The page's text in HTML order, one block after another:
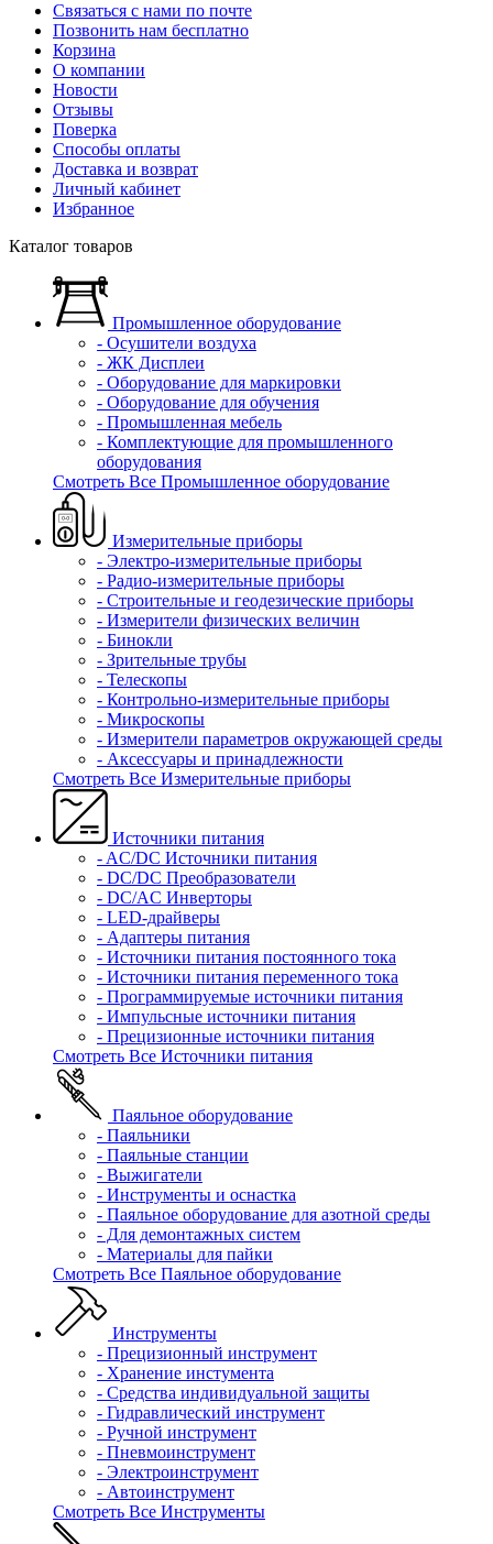
Связаться с нами по почте
Позвонить нам бесплатно
Корзина
О компании
Новости
Отзывы
Поверка
Способы оплаты
Доставка и возврат
Личный кабинет
Избранное
Каталог товаров
Промышленное оборудование
- Осушители воздуха
- ЖК Дисплеи
- Оборудование для маркировки
- Оборудование для обучения
- Промышленная мебель
- Комплектующие для промышленного
оборудования
Смотреть Все Промышленное оборудование
Измерительные приборы
- Электро-измерительные приборы
- Радио-измерительные приборы
- Строительные и геодезические приборы
- Измерители физических величин
- Бинокли
- Зрительные трубы
- Телескопы
- Контрольно-измерительные приборы
- Микроскопы
- Измерители параметров окружающей среды
- Аксессуары и принадлежности
Смотреть Все Измерительные приборы
Источники питания
- AC/DC Источники питания
- DC/DC Преобразователи
- DC/AC Инверторы
- LED-драйверы
- Адаптеры питания
- Источники питания постоянного тока
- Источники питания переменного тока
- Программируемые источники питания
- Импульсные источники питания
- Прецизионные источники питания
Смотреть Все Источники питания
Паяльное оборудование
- Паяльники
- Паяльные станции
- Выжигатели
- Инструменты и оснастка
- Паяльное оборудование для азотной среды
- Для демонтажных систем
- Материалы для пайки
Смотреть Все Паяльное оборудование
Инструменты
- Прецизионный инструмент
- Хранение инстумента
- Средства индивидуальной защиты
- Гидравлический инструмент
- Ручной инструмент
- Пневмоинструмент
- Электроинструмент
- Автоинструмент
Смотреть Все Инструменты